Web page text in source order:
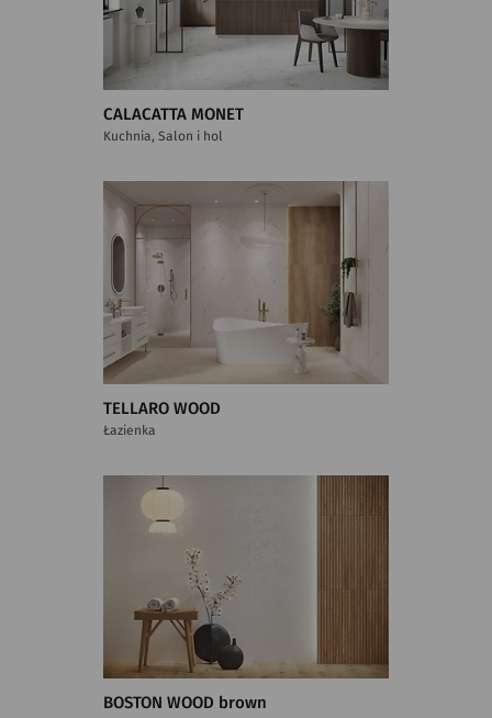
CALACATTA MONET
Kuchnia, Salon i hol
TELLARO WOOD
Łazienka
BOSTON WOOD brown